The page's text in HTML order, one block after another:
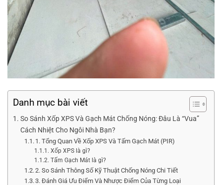
Danh mục bài viết
So Sánh Xốp XPS Và Gạch Mát Chống Nóng: Đâu Là “Vua”
Cách Nhiệt Cho Ngôi Nhà Bạn?
1. Tổng Quan Về Xốp XPS Và Tấm Gạch Mát (PIR)
Xốp XPS là gì?
Tấm Gạch Mát là gì?
2. So Sánh Thông Số Kỹ Thuật Chống Nóng Chi Tiết
3. Đánh Giá Ưu Điểm Và Nhược Điểm Của Từng Loại